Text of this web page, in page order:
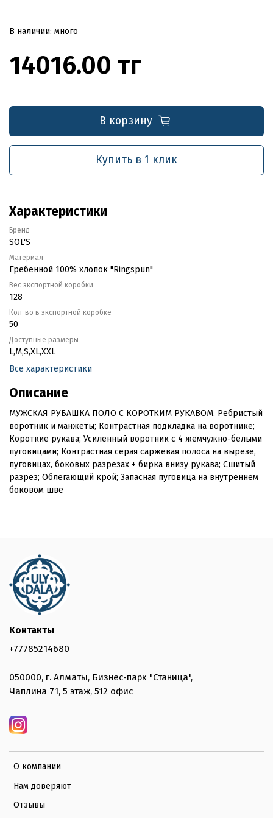
В наличии: много
14016.00 тг
В корзину
Купить в 1 клик
Характеристики
Бренд
SOL'S
Материал
Гребенной 100% хлопок "Ringspun"
Вес экспортной коробки
128
Кол-во в экспортной коробке
50
Доступные размеры
L,M,S,XL,XXL
Все характеристики
Описание
МУЖСКАЯ РУБАШКА ПОЛО С КОРОТКИМ РУКАВОМ. Ребристый
воротник и манжеты; Контрастная подкладка на воротнике;
Короткие рукава; Усиленный воротник с 4 жемчужно-белыми
пуговицами; Контрастная серая саржевая полоса на вырезе,
пуговицах, боковых разрезах + бирка внизу рукава; Сшитый
разрез; Облегающий крой; Запасная пуговица на внутреннем
боковом шве
О компании
Нам доверяют
Отзывы
Контакты
+77785214680
050000, г. Алматы, Бизнес-парк "Станица",
Чаплина 71, 5 этаж, 512 офис